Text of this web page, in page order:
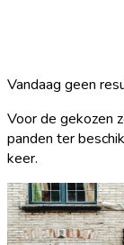
Vandaag geen
Voor de gekozen
panden ter
keer.